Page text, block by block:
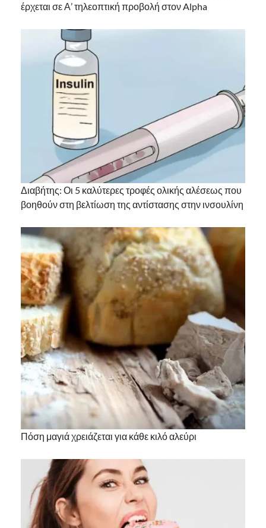
έρχεται σε Α’ τηλεοπτική προβολή στον Alpha
Διαβήτης: Οι 5 καλύτερες τροφές ολικής αλέσεως που
βοηθούν στη βελτίωση της αντίστασης στην ινσουλίνη
Πόση μαγιά χρειάζεται για κάθε κιλό αλεύρι